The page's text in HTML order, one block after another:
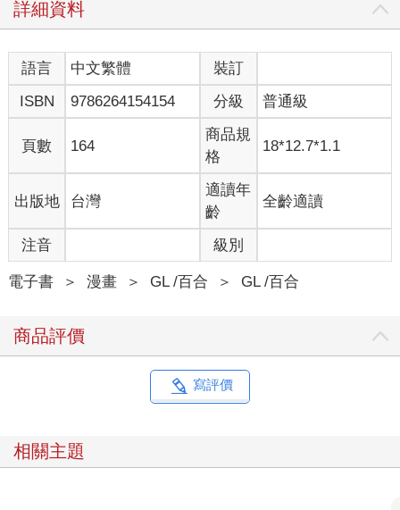
詳細資料
語言 中文繁體
裝訂
ISBN
9786264154154 分級 普通級
頁數 164
商品規
格
18*12.7*1.1
出版地 台灣
適讀年
齡
全齡適讀
注音 級別
電子書 ＞ 漫畫 ＞ GL /百合 ＞ GL /百合
商品評價
寫評價
相關主題